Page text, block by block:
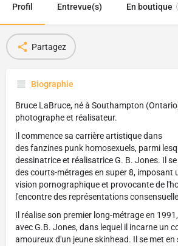
Profil Entrevue(s) En boutique
Partagez
Biographie
Bruce LaBruce, né à Southampton
photographe et réalisateur.
Il commence sa carrière artistique dans
des fanzines punk homosexuels, parmi
dessinatrice et réalisatrice G. B. Jones. Il
des courts-métrages en super 8, imposant
vision pornographique et provocante de
l'encontre des représentations
Il réalise son premier long-métrage en 1991,
avec G.B. Jones, dans lequel il incarne un
amoureux d'un jeune skinhead. Il se met